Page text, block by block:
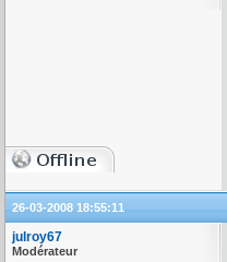
26-03-2008 18:55:11
julroy67
Modérateur